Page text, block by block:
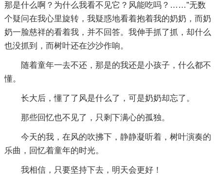
那是什么啊？为什么我看不见它？风能吃吗？……”无数
个疑问在我心里旋转，我疑惑地看着抱着我的奶奶，而奶
奶一脸慈祥的看着我，并不回答。我伸手抓了抓，却什么
也没抓到，而树叶还在沙沙作响。
随着童年一去不还，那是的我还是小孩子，什么都不
懂。
长大后，懂了了风是什么了，可是奶奶却忘了。
那些回忆也不见了，只剩下满心的孤独。
今天的我，在风的吹拂下，静静凝听着，树叶演奏的
乐曲，回忆着童年的时光。
我相信，只要坚持下去，明天会更好！